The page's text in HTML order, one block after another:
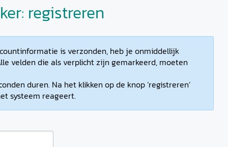
registreren
is verzonden, heb je onmiddellijk
velden die als verplicht zijn gemarkeerd, moeten
duren. Na het klikken op de knop ‘registreren’
systeem reageert.